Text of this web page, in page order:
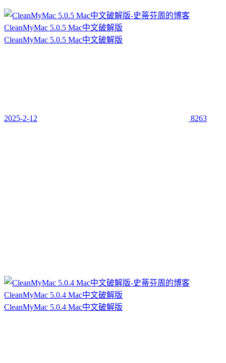
CleanMyMac 5.0.5 Mac中文破解版
CleanMyMac 5.0.5 Mac中文破解版
2025-2-12 8263
CleanMyMac 5.0.4 Mac中文破解版
CleanMyMac 5.0.4 Mac中文破解版